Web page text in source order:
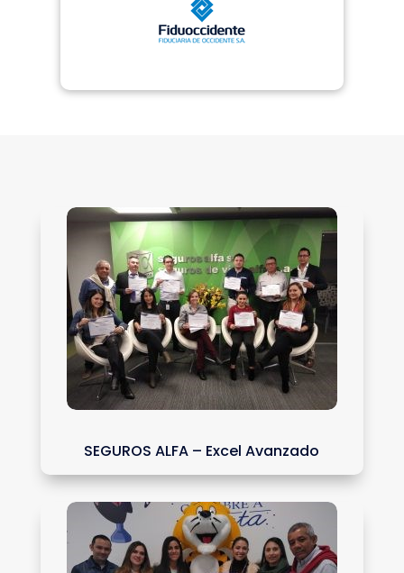
SEGUROS ALFA – Excel Avanzado